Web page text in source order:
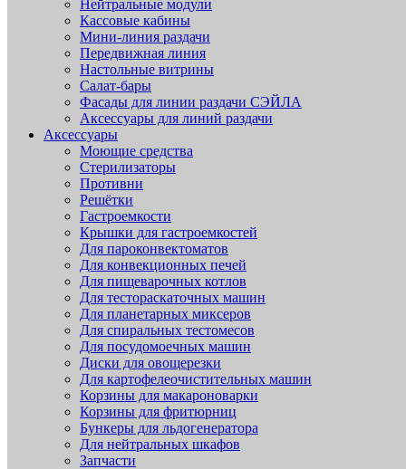
Нейтральные модули
Кассовые кабины
Мини-линия раздачи
Передвижная линия
Настольные витрины
Салат-бары
Фасады для линии раздачи СЭЙЛА
Аксессуары для линий раздачи
Аксессуары
Моющие средства
Стерилизаторы
Противни
Решётки
Гастроемкости
Крышки для гастроемкостей
Для пароконвектоматов
Для конвекционных печей
Для пищеварочных котлов
Для тестораскаточных машин
Для планетарных миксеров
Для спиральных тестомесов
Для посудомоечных машин
Диски для овощерезки
Для картофелеочистительных машин
Корзины для макароноварки
Корзины для фритюрниц
Бункеры для льдогенератора
Для нейтральных шкафов
Запчасти